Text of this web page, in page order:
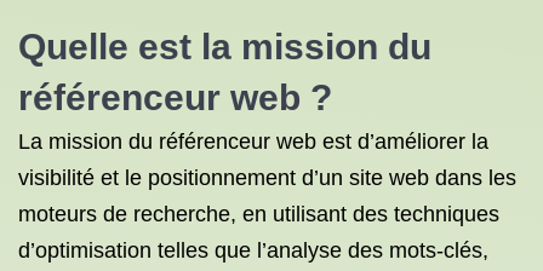
Quelle est la mission du
référenceur web ?
La mission du référenceur web est d’améliorer la
visibilité et le positionnement d’un site web dans les
moteurs de recherche, en utilisant des techniques
d’optimisation telles que l’analyse des mots-clés,